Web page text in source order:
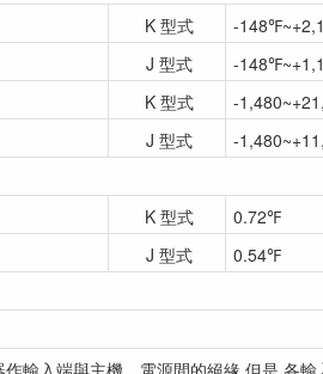
K 型式
-
J 型式 -
K 型式
-
J 型式
-
K 型式
0.72℉
J 型式
0.54℉
輸入端與主機、電源間的絕緣,但是,各輸